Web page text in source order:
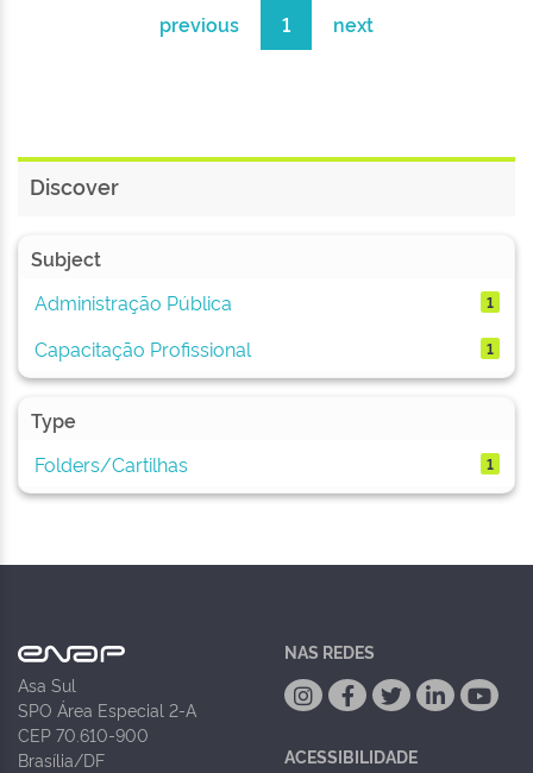
previous 1 next
Discover
Subject
Administração Pública
1
Capacitação Profissional 1
Type
Folders/Cartilhas
1
Asa Sul
SPO Área Especial 2-A
CEP 70.610-900
Brasília/DF
NAS REDES
ACESSIBILIDADE